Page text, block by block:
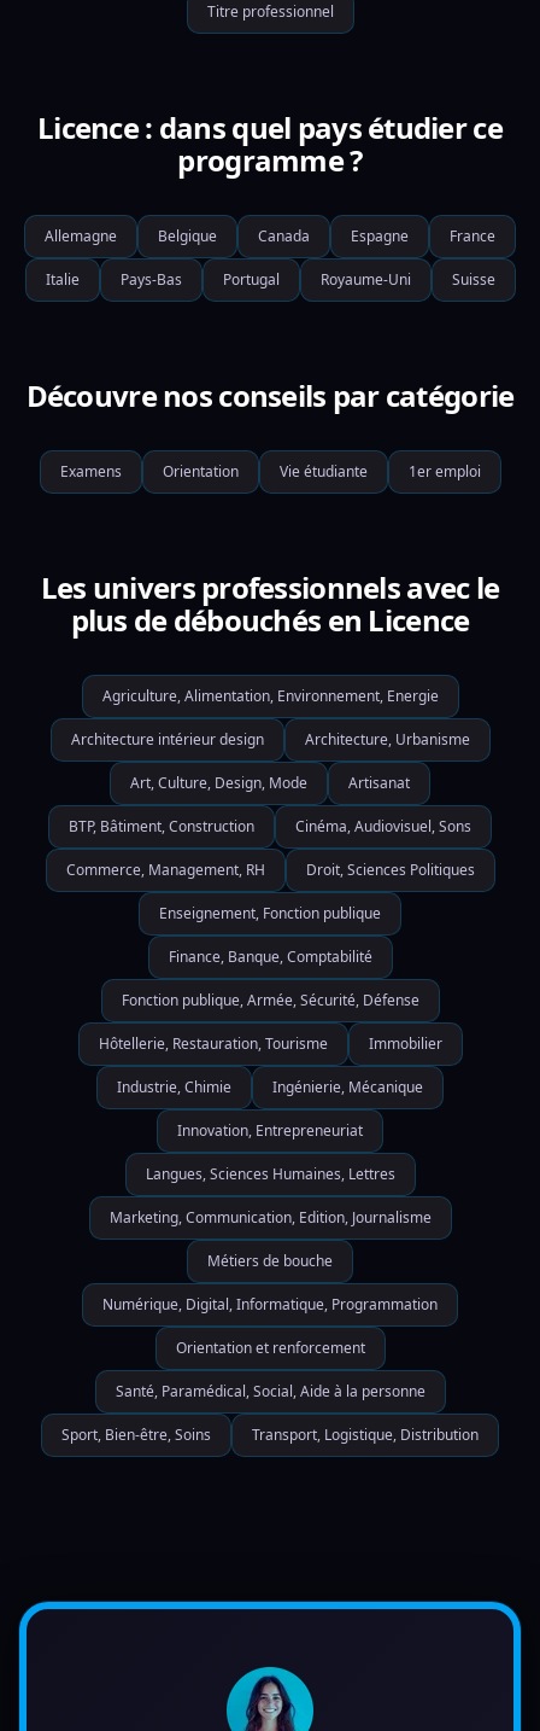
Titre professionnel
Licence : dans quel pays étudier ce
programme ?
Allemagne Belgique Canada Espagne France
Italie Pays-Bas Portugal Royaume-Uni Suisse
Découvre nos conseils par catégorie
Examens Orientation Vie étudiante 1er emploi
Les univers professionnels avec le
plus de débouchés en Licence
Agriculture, Alimentation, Environnement, Energie
Architecture intérieur design Architecture, Urbanisme
Art, Culture, Design, Mode Artisanat
BTP, Bâtiment, Construction Cinéma, Audiovisuel, Sons
Commerce, Management, RH Droit, Sciences Politiques
Enseignement, Fonction publique
Finance, Banque, Comptabilité
Fonction publique, Armée, Sécurité, Défense
Hôtellerie, Restauration, Tourisme Immobilier
Industrie, Chimie Ingénierie, Mécanique
Innovation, Entrepreneuriat
Langues, Sciences Humaines, Lettres
Marketing, Communication, Edition, Journalisme
Métiers de bouche
Numérique, Digital, Informatique, Programmation
Orientation et renforcement
Santé, Paramédical, Social, Aide à la personne
Sport, Bien-être, Soins Transport, Logistique, Distribution